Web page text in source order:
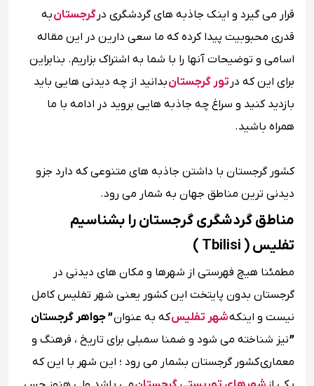
قرار می گیرد و اینک جاذبه های گردشگری در گرجستانبه
قدری محبوبیت پیدا کرده که ما سعی دارین در این مقاله
اسامی و توضیحات آنها را با شما به اشتراک بزاریم. بنابراین
برای این که در تور گرجستانبدانید از چه دیدنی هایی باید
بازدید کنید و سراغ چه جاذبه هایی بروید در ادامه با ما
همراه باشید.
کشور گرجستان با داشتن جاذبه های متنوعی که دارد جزو
دیدنی ترین مناطق جهان به شمار می رود.
مناطق گردشگری گرجستان را بشناسیم
تفلیس ( Tbilisi )
مطمئنا هیچ فهرستی از شهرها و مکان های دیدنی در
گرجستان بدون پایتخت این کشور یعنی شهر تفلیس کامل
نیست و اینکهشهر تفلیسکه به عنوان” جواهر گرجستان
”نیز شناخته می ‌شود و ضمنا سمبلی برای تاریخ ، فرهنگ و
معماریکشور گرجستان بشمار می رود ؛ این شهر با این که